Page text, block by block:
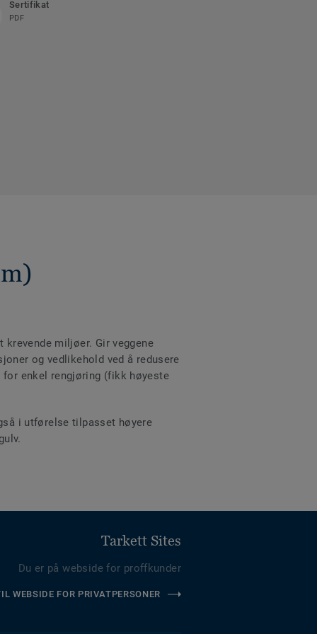
Sertifikat
PDF
miljøer. Gir veggene
og vedlikehold ved å redusere
for enkel rengjøring (fikk høyeste
i utførelse tilpasset høyere
Tarkett Sites
Du er på webside for proffkunder
WEBSIDE FOR PRIVATPERSONER